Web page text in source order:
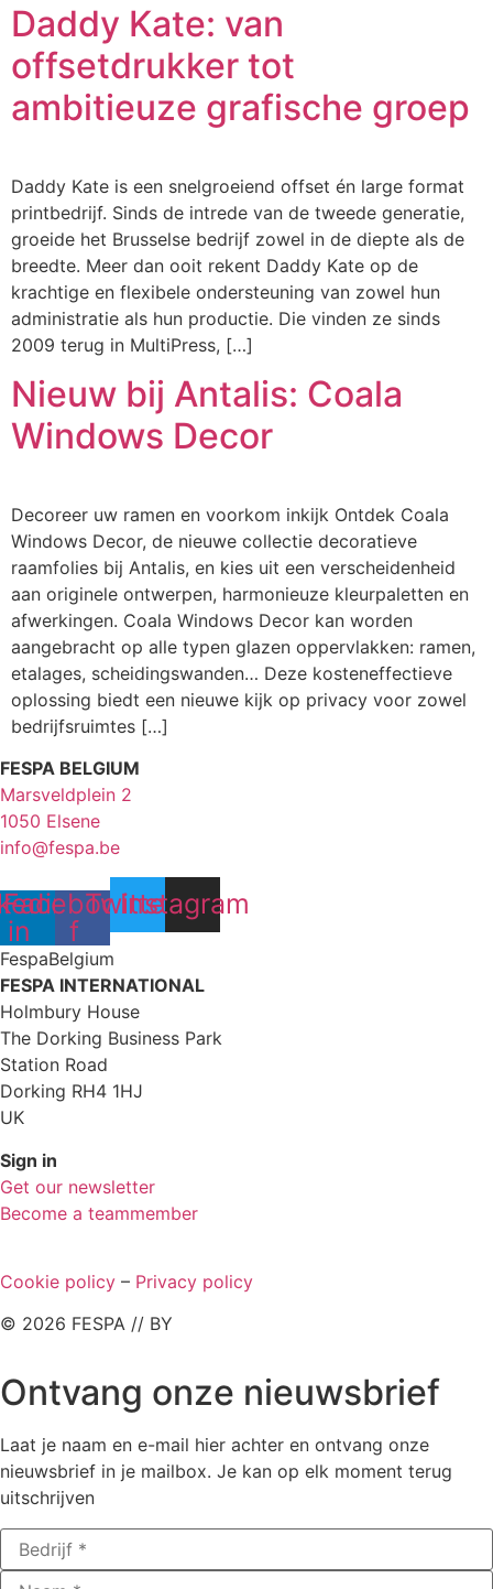
Daddy Kate: van
offsetdrukker tot
ambitieuze grafische groep
Daddy Kate is een snelgroeiend offset én large format
printbedrijf. Sinds de intrede van de tweede generatie,
groeide het Brusselse bedrijf zowel in de diepte als de
breedte. Meer dan ooit rekent Daddy Kate op de
krachtige en flexibele ondersteuning van zowel hun
administratie als hun productie. Die vinden ze sinds
2009 terug in MultiPress, […]
Nieuw bij Antalis: Coala
Windows Decor
Decoreer uw ramen en voorkom inkijk Ontdek Coala
Windows Decor, de nieuwe collectie decoratieve
raamfolies bij Antalis, en kies uit een verscheidenheid
aan originele ontwerpen, harmonieuze kleurpaletten en
afwerkingen. Coala Windows Decor kan worden
aangebracht op alle typen glazen oppervlakken: ramen,
etalages, scheidingswanden… Deze kosteneffectieve
oplossing biedt een nieuwe kijk op privacy voor zowel
bedrijfsruimtes […]
FESPA BELGIUM
Marsveldplein 2
1050 Elsene
info@fespa.be
in
Facebook-
f
Twitter
Instagram
FespaBelgium
FESPA INTERNATIONAL
Holmbury House
The Dorking Business Park
Station Road
Dorking RH4 1HJ
UK
Sign in
Get our newsletter
Become a teammember
Cookie policy – Privacy policy
© 2026 FESPA // BY
Ontvang onze nieuwsbrief
Laat je naam en e-mail hier achter en ontvang onze
nieuwsbrief in je mailbox. Je kan op elk moment terug
uitschrijven